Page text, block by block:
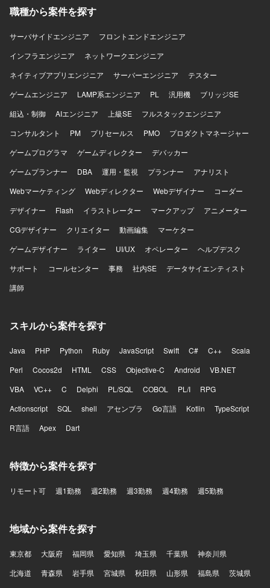
中心としたサーバーサイド開発を行っております。RESTful
APIやWebSocketを用いた各種サービスや外部システムとの
連携、PostgreSQLやMySQL、Redis等のデータベースを利
用した開発を行います。クラウド環境やコンテナ環境上で
システムを構築し、GitHub等を用いた開発管理を行ってお
を進めております。
がら探求していくことができます。EC×ゲーム×ソーシャル
が組み合わさった複雑なドメインで、高度な状態管理やパ
フォーマンス最適化に取り組むことで、エンジニアとして
の技術力を大きく高めていただけます。 【開発環境】
Swift、Kotlin、Goを用いた開発を行い、UIフレームワーク
Android Architecture ComponentsやMVVMなどのアーキテ
クチャを活用し、XcodeおよびAndroid Studio上で開発を進
Protocol Buffersによる通信、BitriseやGitHub Actions、
Cloud Buildを用いたCI/CDを構築しています。Terraformに
よる構成管理、CrashlyticsやCloud Monitoringなどのモニタ
リング基盤、BigQueryやLooker Studioによる分析基盤、
ール群、GitHub・Slack・Notion・Figmaを組み合わせたモ
ダンな開発環境で、アジャイル開発を実践しています。
Compose、Google Cloud、gRPC、Protocol Buffers、
Bitrise、GitHub Actions、Terraform、BigQuery、Figmaな
どを使用します。
職種から案件を探す
サーバサイドエンジニア
フロントエンドエンジニア
インフラエンジニア
ネットワークエンジニア
ネイティブアプリエンジニア
サーバーエンジニア
テスター
ゲームエンジニア
LAMP系エンジニア PL 汎用機
ブリッジSE
組込・制御
AIエンジニア 上級SE
フルスタックエンジニア
コンサルタント
PM プリセールス PMO
プロダクトマネージャー
ゲームプログラマ
ゲームディレクター
デバッカー
ゲームプランナー
DBA 運用・監視 プランナー
アナリスト
Webマーケティング
Webディレクター Webデザイナー
コーダー
デザイナー
Flash イラストレーター マークアップ
アニメーター
CGデザイナー
クリエイター 動画編集
マーケター
ゲームデザイナー
ライター UI/UX オペレーター
ヘルプデスク
サポート
コールセンター 事務 社内SE
データサイエンティスト
講師
スキルから案件を探す
Java PHP Python Ruby JavaScript Swift C# C++
Scala
Perl
Cocos2d HTML CSS Objective-C Android
VB.NET
VBA
VC++ C Delphi PL/SQL COBOL PL/I
RPG
Actionscript
SQL shell アセンブラ Go言語 Kotlin
TypeScript
R言語
Apex Dart
特徴から案件を探す
リモート可 週1勤務 週2勤務 週3勤務 週4勤務 週5勤務
地域から案件を探す
東京都 大阪府 福岡県 愛知県 埼玉県 千葉県
神奈川県
北海道
青森県 岩手県 宮城県 秋田県 山形県 福島県
茨城県